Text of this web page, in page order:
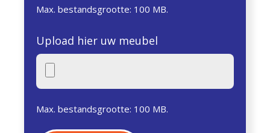
Max. bestandsgrootte: 100 MB.
Upload hier uw meubel
Max. bestandsgrootte: 100 MB.